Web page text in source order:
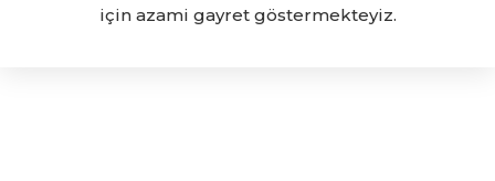
için azami gayret göstermekteyiz.